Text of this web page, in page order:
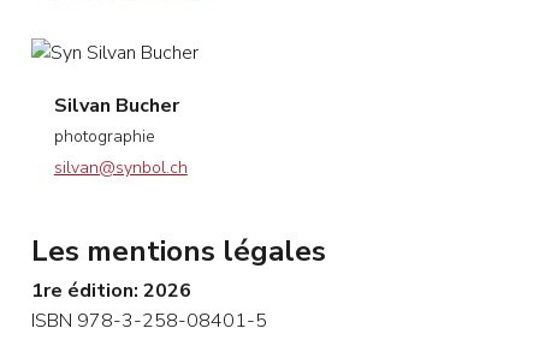
Silvan Bucher
photographie
silvan@synbol.ch
Les mentions légales
1re édition: 2026
ISBN 978-3-258-08401-5